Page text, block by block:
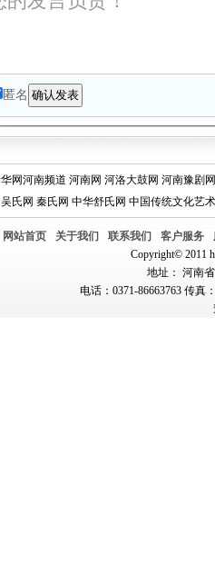
匿名
网河南频道 河南网 河洛大鼓网 河南豫剧网
吴氏网 秦氏网 中华舒氏网 中国传统文化艺
网站首页 关于我们 联系我们 客户服务
Copyright© 2011
地址： 河南
电话：0371-86663763 传真